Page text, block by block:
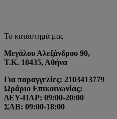
Το κατάστημά μας
Μεγάλου Αλεξάνδρου 90,
Τ.Κ. 10435, Αθήνα
Για παραγγελίες: 2103413779
Ωράριο Επικοινωνίας:
ΔΕΥ-ΠΑΡ: 09:00-20:00
ΣΑΒ: 09:00-18:00